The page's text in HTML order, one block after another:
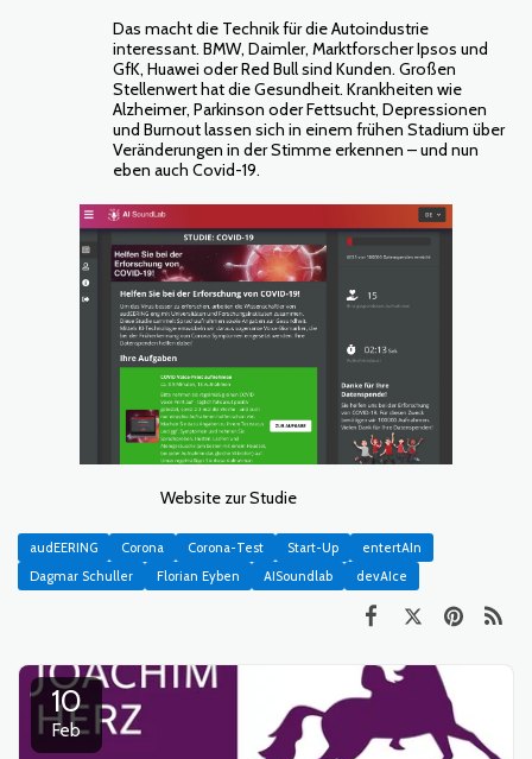
Das macht die Technik für die Autoindustrie
interessant. BMW, Daimler, Marktforscher Ipsos und
GfK, Huawei oder Red Bull sind Kunden. Großen
Stellenwert hat die Gesundheit. Krankheiten wie
Alzheimer, Parkinson oder Fettsucht, Depressionen
und Burnout lassen sich in einem frühen Stadium über
Veränderungen in der Stimme erkennen – und nun
eben auch Covid-19.
Website zur Studie
audEERING Corona Corona-Test Start-Up
entertAIn
Dagmar Schuller
Florian Eyben AISoundlab devAIce
10
Feb